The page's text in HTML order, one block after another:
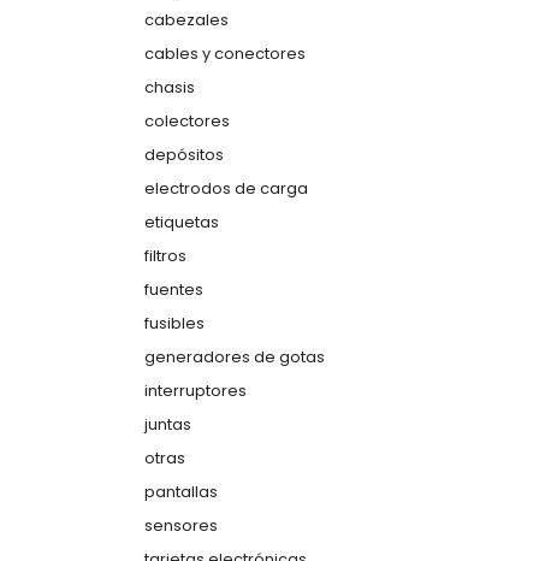
cabezales
cables y conectores
chasis
colectores
depósitos
electrodos de carga
etiquetas
filtros
fuentes
fusibles
generadores de gotas
interruptores
juntas
otras
pantallas
sensores